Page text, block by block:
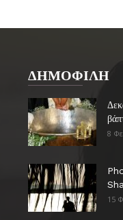
ΔΗΜΟΦΙΛΗ
8
15